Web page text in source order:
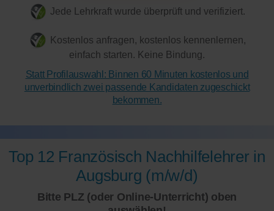
Jede Lehrkraft wurde überprüft und verifiziert.
Kostenlos anfragen, kostenlos kennenlernen,
einfach starten. Keine Bindung.
Statt Profilauswahl: Binnen 60 Minuten kostenlos und
unverbindlich zwei passende Kandidaten zugeschickt
bekommen.
Top 12 Französisch Nachhilfelehrer in
Augsburg (m/w/d)
Bitte PLZ (oder Online-Unterricht) oben